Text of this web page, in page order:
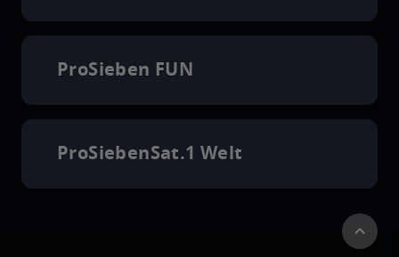
ProSieben FUN
ProSiebenSat.1 Welt